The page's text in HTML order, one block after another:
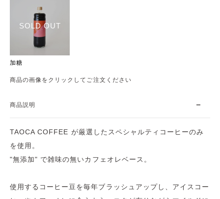
SOLD OUT
加糖
商品の画像をクリックしてご注文ください
商品説明
TAOCA COFFEE が厳選したスペシャルティコーヒーのみ
を使用。
"無添加" で雑味の無いカフェオレベース。
使用するコーヒー豆を毎年ブラッシュアップし、アイスコー